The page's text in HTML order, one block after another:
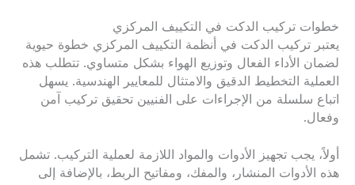
خطوات تركيب الدكت في التكييف المركزي
يعتبر تركيب الدكت في أنظمة التكييف المركزي خطوة حيوية
لضمان الأداء الفعال وتوزيع الهواء بشكل متساوي. تتطلب هذه
العملية التخطيط الدقيق والامتثال للمعايير الهندسية. يسهل
اتباع سلسلة من الإجراءات على الفنيين تحقيق تركيب آمن
وفعال.
أولاً، يجب تجهيز الأدوات والمواد اللازمة لعملية التركيب. تشمل
هذه الأدوات المنشار، والمفك، ومفاتيح الربط، بالإضافة إلى